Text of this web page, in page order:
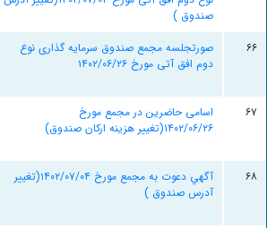
صندوق )
۶۶
صورتجلسه مجمع صندوق سرمایه گذاری نوع
دوم افق آتی مورخ ۱۴۰۲/۰۶/۲۶
۶۷
اسامی حاضرین در مجمع مورخ
۱۴۰۲/۰۶/۲۶(تغییر هزینه ارکان صندوق)
۶۸
آگهي دعوت به مجمع مورخ ۱۴۰۲/۰۷/۰۴(تغییر
آدرس صندوق )